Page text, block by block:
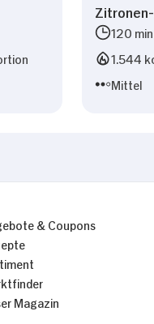
120 min
1.544
Mittel
& Coupons
Magazin